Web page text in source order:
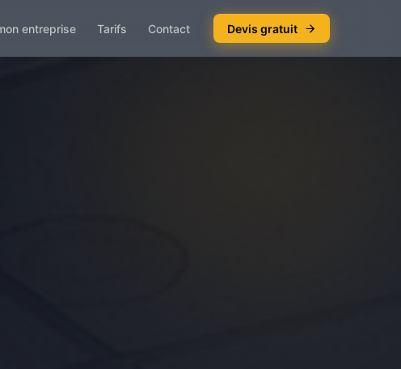
entreprise Tarifs Contact Devis gratuit